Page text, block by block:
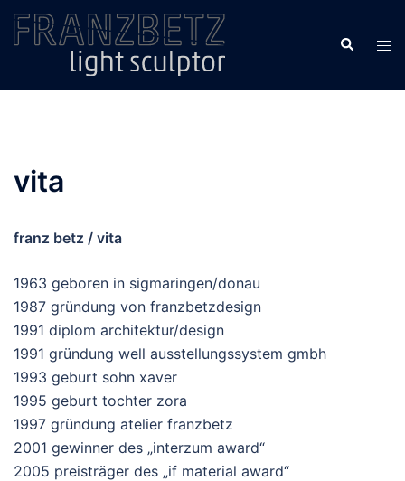
Zum
Inhalt
Suche
vita
franz betz / vita
1963 geboren in sigmaringen/donau
1987 gründung von franzbetzdesign
1991 diplom architektur/design
1991 gründung well ausstellungssystem gmbh
1993 geburt sohn xaver
1995 geburt tochter zora
1997 gründung atelier franzbetz
2001 gewinner des „interzum award“
2005 preisträger des „if material award“